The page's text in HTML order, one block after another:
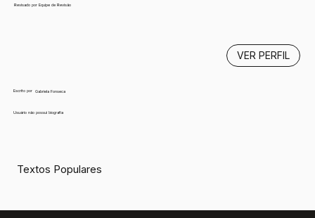
Revisado por Equipe de Revisão
Escrito por Gabriela Fonseca
Usuário não possui biografia
VER PERFIL
Textos Populares